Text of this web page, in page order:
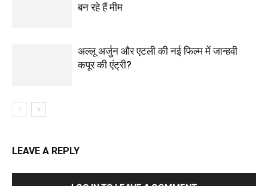
बन रहे हैं मीम
अल्लू अर्जुन और एटली की नई फिल्म में जान्हवी
कपूर की एंट्री?
LEAVE A REPLY